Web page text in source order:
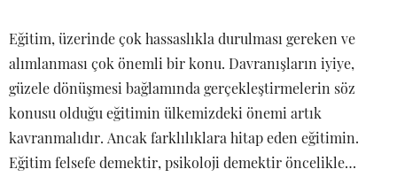
Eğitim, üzerinde çok hassaslıkla durulması gereken ve
alımlanması çok önemli bir konu. Davranışların iyiye,
güzele dönüşmesi bağlamında gerçekleştirmelerin söz
konusu olduğu eğitimin ülkemizdeki önemi artık
kavranmalıdır. Ancak farklılıklara hitap eden eğitimin.
Eğitim felsefe demektir, psikoloji demektir öncelikle…